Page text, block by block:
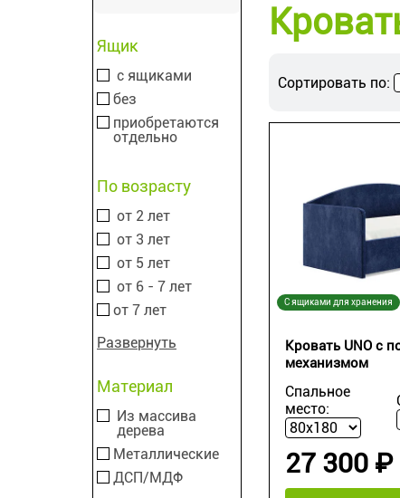
Ящик
с ящиками
без
приобретаются
отдельно
По возрасту
от 2 лет
от 3 лет
от 5 лет
от 6 - 7 лет
от 7 лет
Развернуть
Материал
Из массива
дерева
Металлические
ДСП/МДФ
Сортировать по:
С ящиками для хранения
Кровать UNO с
механизмом
Спальное
место:
27 300 ₽